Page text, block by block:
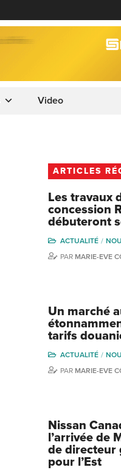
Video
ARTICLES
Les travaux
concession
débuteront
ACTUALITÉ
PAR MARIE-EVE
Un marché
tarifs
ACTUALITÉ
PAR MARIE-EVE
Nissan
l’arrivée de
de directeur
pour l’Est